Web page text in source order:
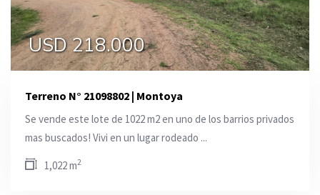
USD 218.000
Terreno N° 21098802 | Montoya
Se vende este lote de 1022 m2 en uno de los barrios privados
mas buscados! Vivi en un lugar rodeado ...
1,022 m2